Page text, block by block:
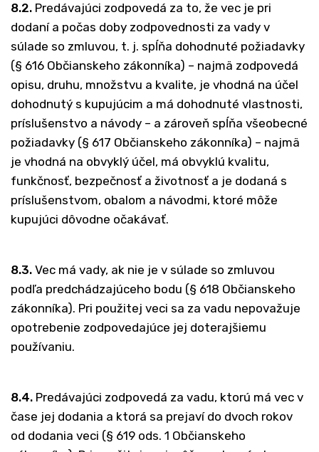
8.2. Predávajúci zodpovedá za to, že vec je pri
dodaní a počas doby zodpovednosti za vady v
súlade so zmluvou, t. j. spĺňa dohodnuté požiadavky
(§ 616 Občianskeho zákonníka) – najmä zodpovedá
opisu, druhu, množstvu a kvalite, je vhodná na účel
dohodnutý s kupujúcim a má dohodnuté vlastnosti,
príslušenstvo a návody – a zároveň spĺňa všeobecné
požiadavky (§ 617 Občianskeho zákonníka) – najmä
je vhodná na obvyklý účel, má obvyklú kvalitu,
funkčnosť, bezpečnosť a životnosť a je dodaná s
príslušenstvom, obalom a návodmi, ktoré môže
kupujúci dôvodne očakávať.
8.3. Vec má vady, ak nie je v súlade so zmluvou
podľa predchádzajúceho bodu (§ 618 Občianskeho
zákonníka). Pri použitej veci sa za vadu nepovažuje
opotrebenie zodpovedajúce jej doterajšiemu
používaniu.
8.4. Predávajúci zodpovedá za vadu, ktorú má vec v
čase jej dodania a ktorá sa prejaví do dvoch rokov
od dodania veci (§ 619 ods. 1 Občianskeho